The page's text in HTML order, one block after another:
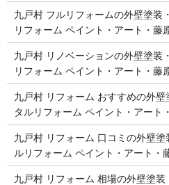
九戸村 フルリフォームの外壁塗装
リフォーム ペイント・アート・藤
九戸村 リノベーションの外壁塗装
リフォーム ペイント・アート・藤
九戸村 リフォーム おすすめの外
タルリフォーム ペイント・アート
九戸村 リフォーム 口コミの外壁
ルリフォーム ペイント・アート・
九戸村 リフォーム 相場の外壁塗